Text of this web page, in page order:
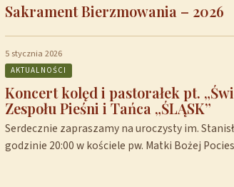
Sakrament Bierzmowania – 2026
5 stycznia 2026
AKTUALNOŚCI
Koncert kolęd i pastorałek pt.
Zespołu Pieśni i Tańca „ŚLĄSK”
Serdecznie zapraszamy na uroczysty im.
godzinie 20:00 w kościele pw. Matki Bożej